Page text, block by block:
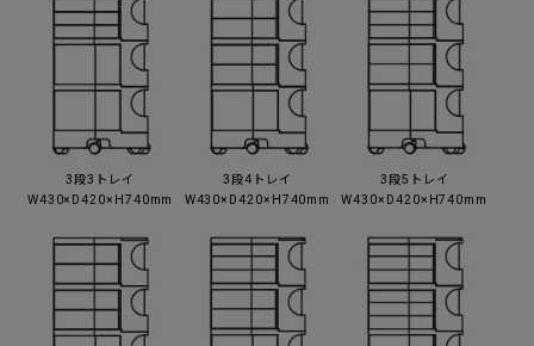
3段3トレイ
W430×D420×H740mm
3段4トレイ
W430×D420×H740mm
3段5トレイ
W430×D420×H740mm